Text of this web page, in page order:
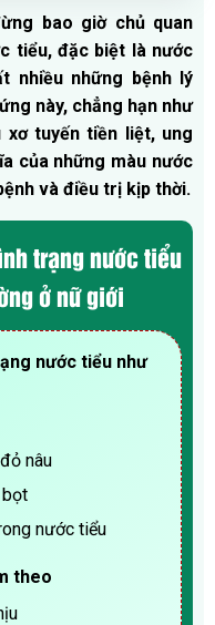
bao giờ chủ quan
tiểu, đặc biệt là nước
nhiều những bệnh lý
này, chẳng hạn như
tuyến tiền liệt, ung
của những màu nước
và điều trị kịp thời.
trạng nước tiểu
ở nữ giới
nước tiểu như
nâu
bọt
nước tiểu
theo